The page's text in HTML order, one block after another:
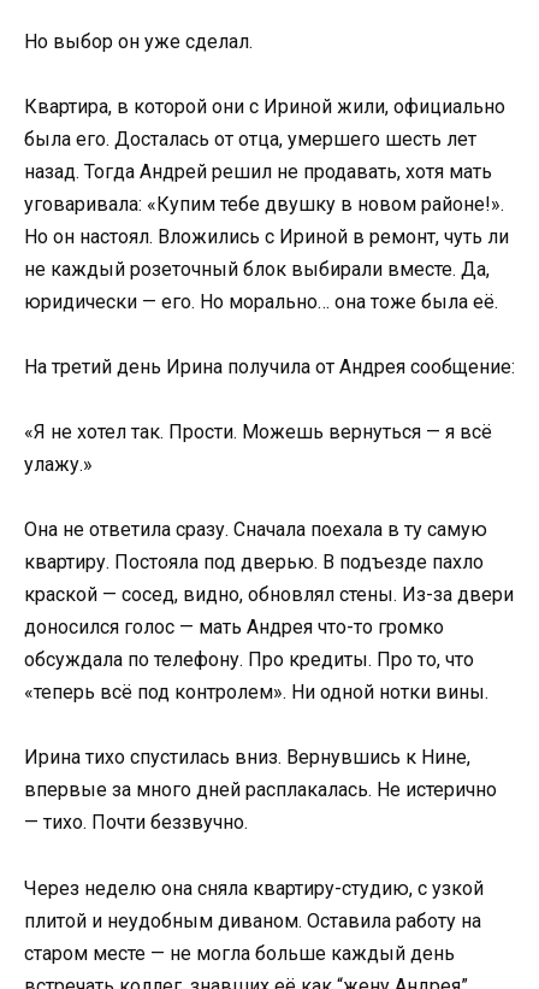
Но выбор он уже сделал.
Квартира, в которой они с Ириной жили, официально
была его. Досталась от отца, умершего шесть лет
назад. Тогда Андрей решил не продавать, хотя мать
уговаривала: «Купим тебе двушку в новом районе!».
Но он настоял. Вложились с Ириной в ремонт, чуть ли
не каждый розеточный блок выбирали вместе. Да,
юридически — его. Но морально… она тоже была её.
На третий день Ирина получила от Андрея сообщение:
«Я не хотел так. Прости. Можешь вернуться — я всё
улажу.»
Она не ответила сразу. Сначала поехала в ту самую
квартиру. Постояла под дверью. В подъезде пахло
краской — сосед, видно, обновлял стены. Из-за двери
доносился голос — мать Андрея что-то громко
обсуждала по телефону. Про кредиты. Про то, что
«теперь всё под контролем». Ни одной нотки вины.
Ирина тихо спустилась вниз. Вернувшись к Нине,
впервые за много дней расплакалась. Не истерично
— тихо. Почти беззвучно.
Через неделю она сняла квартиру-студию, с узкой
плитой и неудобным диваном. Оставила работу на
старом месте — не могла больше каждый день